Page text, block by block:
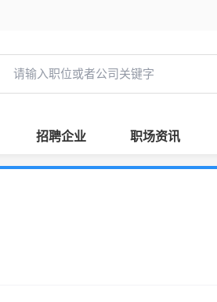
招聘企业 职场资讯